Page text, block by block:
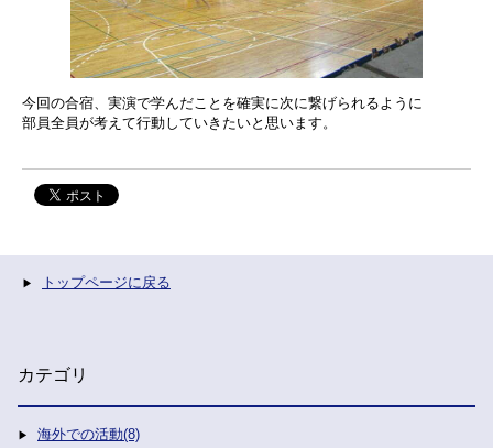
今回の合宿、実演で学んだことを確実に次に繋げられるように
部員全員が考えて行動していきたいと思います。
トップページに戻る
カテゴリ
海外での活動(8)